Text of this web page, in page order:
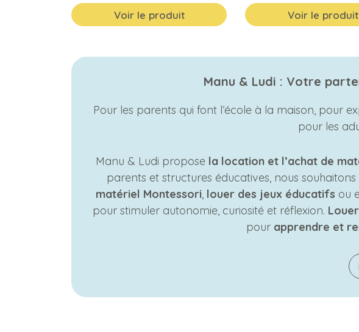
Voir le produit Voir le produit
Manu & Ludi : Votre
Pour les parents qui font l’école à la maison, pour
pour les
Manu & Ludi propose la location et l’achat de
parents et structures éducatives, nous
matériel Montessori louer des jeux éducatifs ou
pour stimuler autonomie, curiosité et réflexion.
pour apprendre et